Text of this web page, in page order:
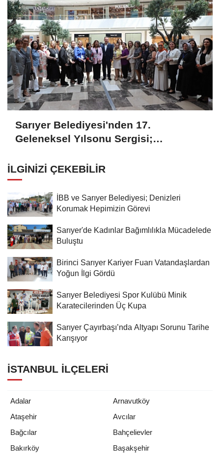
Sarıyer Belediyesi'nden 17.
Geleneksel Yılsonu Sergisi;
İLGINIZI ÇEKEBILIR
İBB ve Sarıyer Belediyesi; Denizleri
Korumak Hepimizin Görevi
Sarıyer'de Kadınlar Bağımlılıkla Mücadelede
Buluştu
Birinci Sarıyer Kariyer Fuarı Vatandaşlardan
Yoğun İlgi Gördü
Sarıyer Belediyesi Spor Kulübü Minik
Karatecilerinden Üç Kupa
Sarıyer Çayırbaşı’nda Altyapı Sorunu Tarihe
Karışıyor
İSTANBUL İLÇELERI
Adalar
Arnavutköy
Ataşehir
Avcılar
Bağcılar
Bahçelievler
Bakırköy
Başakşehir